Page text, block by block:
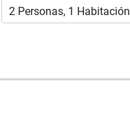
2 Personas, 1 Habitación